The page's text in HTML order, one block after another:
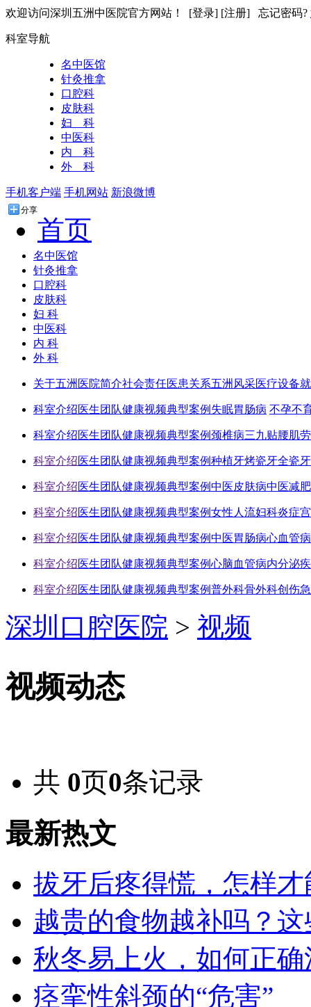
欢迎访问深圳五洲中医院官方网站！ [登录] [注册] 忘记密码?
科室导航
名中医馆
针灸推拿
口腔科
皮肤科
妇 科
中医科
内 科
外 科
手机客户端 手机网站 新浪微博
分享
首页
名中医馆
针灸推拿
口腔科
皮肤科
妇 科
中医科
内 科
外 科
关于五洲 医院简介社会责任医患关系五洲风采医疗设备
科室介绍医生团队健康视频典型案例 失眠胃肠病 不孕不
科室介绍医生团队健康视频典型案例颈椎病三九贴腰肌
科室介绍医生团队健康视频典型案例种植牙烤瓷牙全瓷牙
科室介绍医生团队健康视频典型案例中医皮肤病中医减肥
科室介绍医生团队健康视频典型案例女性人流妇科炎症
科室介绍医生团队健康视频典型案例中医胃肠病心血管病
科室介绍医生团队健康视频典型案例心脑血管病内分泌
科室介绍医生团队健康视频典型案例普外科骨外科创伤
深圳口腔医院 > 视频
视频动态
共 0页0条记录
最新热文
拔牙后疼得慌，怎样才
越贵的食物越补吗？
秋冬易上火，如何正确
痉挛性斜颈的“危害”